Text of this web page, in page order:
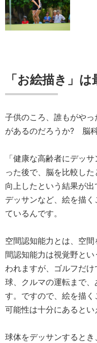
「お絵描き」
子供のころ、誰もがや
があるのだろうか? 脳
「健康な高齢者にデッ
った後で、脳を比較し
向上したという結果が
デッサンなど、絵を描
ているんです。
空間認知能力とは、空
間認知能力は視覚野と
われますが、ゴルフだ
球、クルマの運転まで
す。ですので、絵を描
可能性は十分にあるとい
球体をデッサンすると